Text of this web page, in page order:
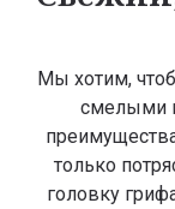
Мы хотим,
смелыми
только
головку